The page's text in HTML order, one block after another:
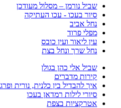
שביל נורמן – מסלול מעודכן
סיור בעכו - עכו העתיקה
נחל אביב
מפלי פרוד
עין ליאור ועין כובס
נחל שרך ונחל בצת
שביל אלי כהן בגולן
קירות מדברים
איך להבדיל בין כלנית, נורית ופרג?
סיורי לילות רמדאן בעכו
אטרקציות בצפת